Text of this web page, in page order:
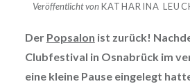
Veröffentlicht vonKATHARINA
Der Popsalon ist zurück!
Clubfestival in Osnabrück im
eine kleine Pause eingelegt